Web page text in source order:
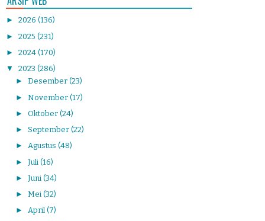
► 2026 (136)
► 2025 (231)
► 2024 (170)
▼ 2023 (286)
► Desember (23)
► November (17)
► Oktober (24)
► September (22)
► Agustus (48)
► Juli (16)
► Juni (34)
► Mei (32)
► April (7)